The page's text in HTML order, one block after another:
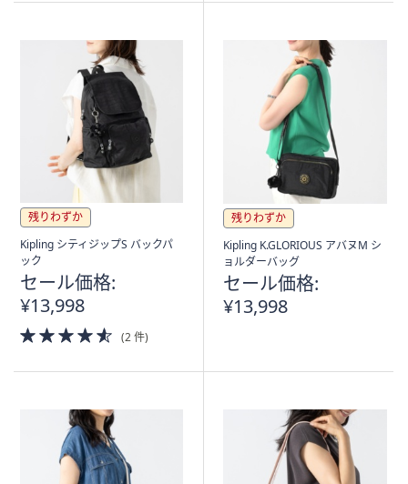
残りわずか
Kipling シティジップS バックパ
ック
セール価格:
¥13,998
4.5
of
(2 件)
残りわずか
Kipling K.GLORIOUS アバヌM シ
ョルダーバッグ
セール価格:
¥13,998